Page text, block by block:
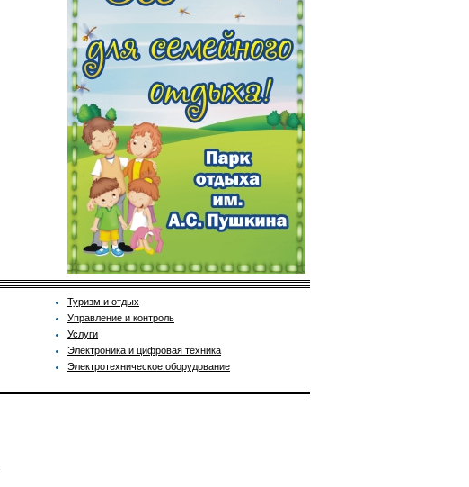
Туризм и отдых
Управление и контроль
Услуги
Электроника и цифровая техника
Электротехническое оборудование